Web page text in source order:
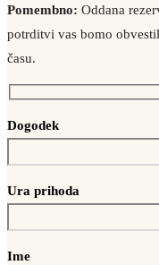
Pomembno: Oddana
potrditvi vas bomo
času.
Dogodek
Ura prihoda
Ime